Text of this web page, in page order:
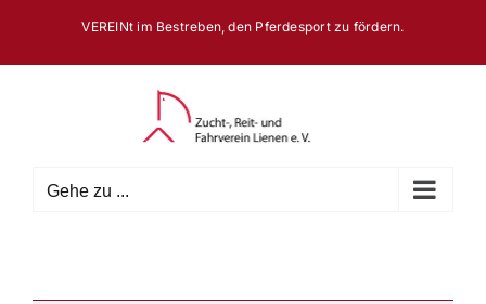
springen
VEREINt im Bestreben, den Pferdesport zu fördern.
Gehe zu ...